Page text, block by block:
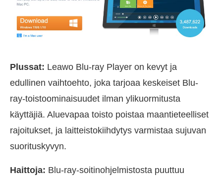
Plussat: Leawo Blu-ray Player on kevyt ja
edullinen vaihtoehto, joka tarjoaa keskeiset Blu-
ray-toistoominaisuudet ilman ylikuormitusta
käyttäjiä. Aluevapaa toisto poistaa maantieteelliset
rajoitukset, ja laitteistokiihdytys varmistaa sujuvan
suorituskyvyn.
Haittoja: Blu-ray-soitinohjelmistosta puuttuu